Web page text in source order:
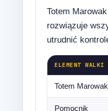
Totem
rozwiązuje
utrudnić
ELEMENT WALKI
Totem Marowak
Pomocnik